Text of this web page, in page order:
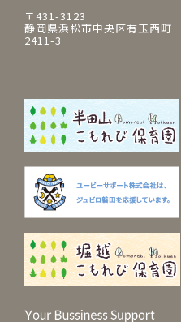
〒431-3123
静岡県浜松市中央区有玉西町
2411-3